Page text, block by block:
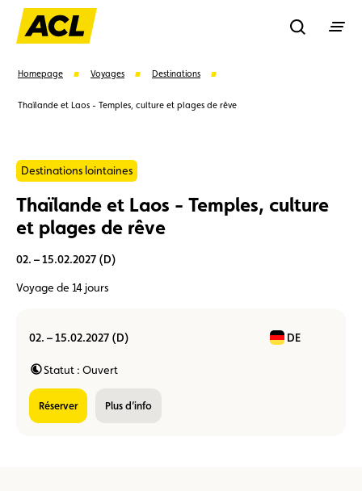
Rechercher
Suggestions
Carte membre Contrat de vente
Vignette Location
Homepage Voyages Destinations
Thaïlande et Laos - Temples, culture et plages de rêve
Destinations lointaines
Thaïlande et Laos - Temples, culture
et plages de rêve
02. – 15.02.2027 (D)
Voyage de 14 jours
02. – 15.02.2027 (D) DE
Statut : Ouvert
réserver Plus d’info